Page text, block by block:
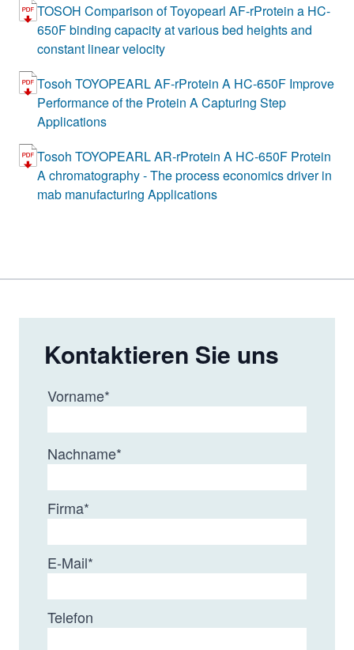
TOSOH Comparison of Toyopearl AF-rProtein a HC-
650F binding capacity at various bed heights and
constant linear velocity
Tosoh TOYOPEARL AF-rProtein A HC-650F Improve
Performance of the Protein A Capturing Step
Applications
Tosoh TOYOPEARL AR-rProtein A HC-650F Protein
A chromatography - The process economics driver in
mab manufacturing Applications
Kontaktieren Sie uns
Vorname*
Nachname*
Firma*
E-Mail*
Telefon